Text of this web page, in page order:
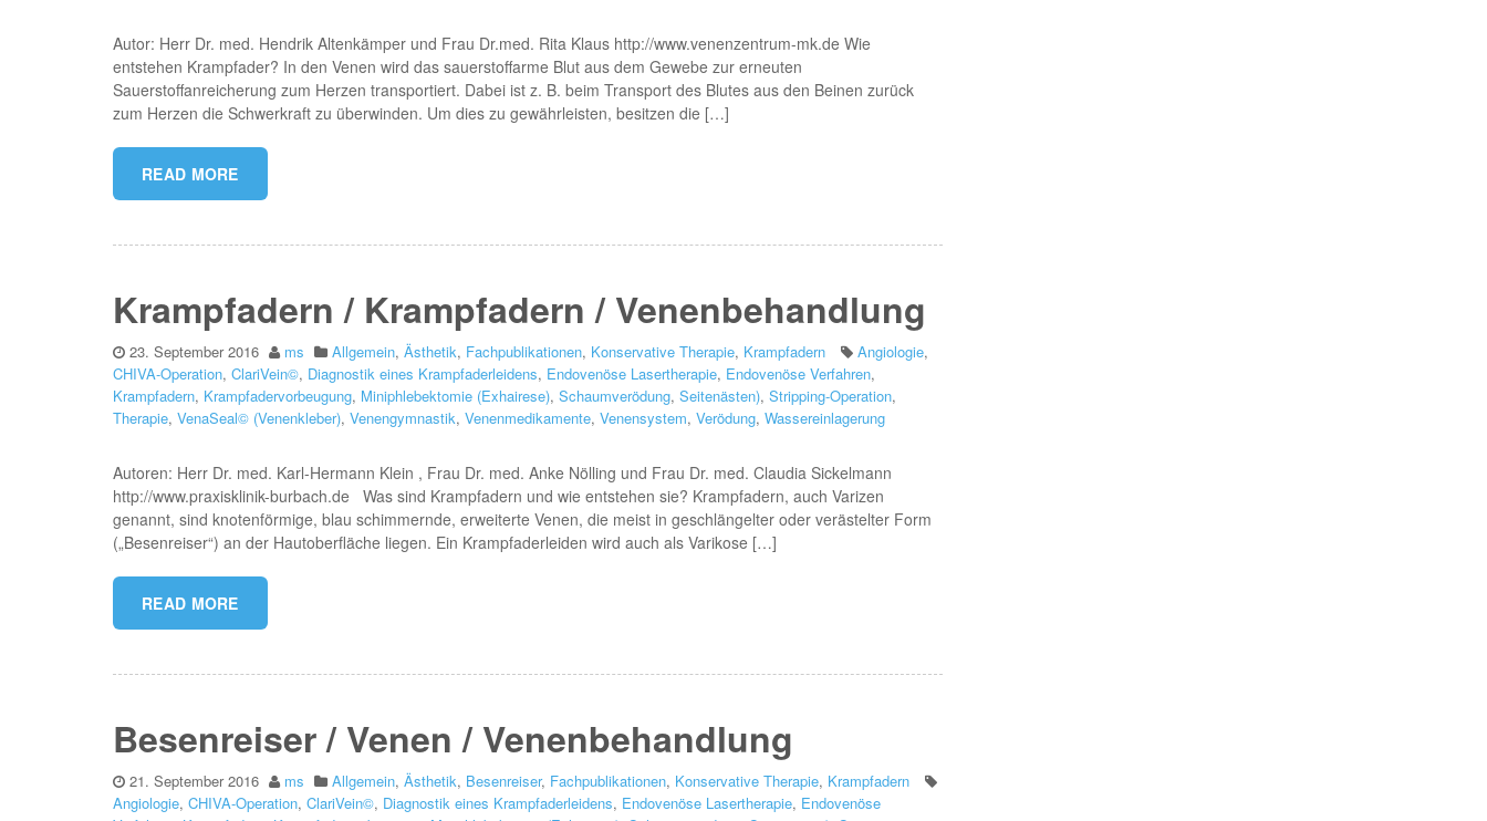
Autor: Herr Dr. med. Hendrik Altenkämper und Frau Dr.med. Rita Klaus http://www.venenzentrum-mk.de Wie
entstehen Krampfader? In den Venen wird das sauerstoffarme Blut aus dem Gewebe zur erneuten
Sauerstoffanreicherung zum Herzen transportiert. Dabei ist z. B. beim Transport des Blutes aus den Beinen zurück
zum Herzen die Schwerkraft zu überwinden. Um dies zu gewährleisten, besitzen die […]
READ MORE
Krampfadern / Krampfadern / Venenbehandlung
23. September 2016 ms Allgemein, Ästhetik, Fachpublikationen, Konservative Therapie, Krampfadern Angiologie,
CHIVA-Operation, ClariVein©, Diagnostik eines Krampfaderleidens, Endovenöse Lasertherapie, Endovenöse Verfahren,
Krampfadern, Krampfadervorbeugung, Miniphlebektomie (Exhairese), Schaumverödung, Seitenästen), Stripping-Operation,
Therapie, VenaSeal© (Venenkleber), Venengymnastik, Venenmedikamente, Venensystem, Verödung, Wassereinlagerung
Autoren: Herr Dr. med. Karl-Hermann Klein , Frau Dr. med. Anke Nölling und Frau Dr. med. Claudia Sickelmann
http://www.praxisklinik-burbach.de Was sind Krampfadern und wie entstehen sie? Krampfadern, auch Varizen
genannt, sind knotenförmige, blau schimmernde, erweiterte Venen, die meist in geschlängelter oder verästelter Form
(„Besenreiser“) an der Hautoberfläche liegen. Ein Krampfaderleiden wird auch als Varikose […]
READ MORE
Besenreiser / Venen / Venenbehandlung
21. September 2016 ms Allgemein, Ästhetik, Besenreiser, Fachpublikationen, Konservative Therapie, Krampfadern
Angiologie, CHIVA-Operation, ClariVein©, Diagnostik eines Krampfaderleidens, Endovenöse Lasertherapie, Endovenöse